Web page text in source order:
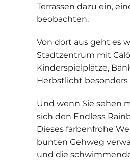
Terrassen dazu ein,
beobachten.
Von dort aus geht es
Stadtzentrum mit
Kinderspielplätze,
Herbstlicht
Und wenn Sie sehen
sich den Endless
Dieses farbenfrohe
bunten Gehweg
und die